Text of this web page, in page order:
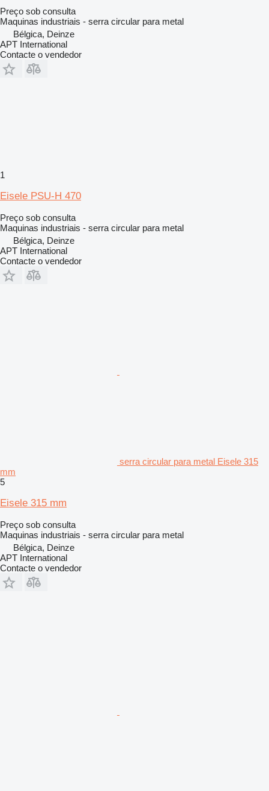
Preço sob consulta
Maquinas industriais - serra circular para metal
Bélgica, Deinze
APT International
Contacte o vendedor
1
Eisele PSU-H 470
Preço sob consulta
Maquinas industriais - serra circular para metal
Bélgica, Deinze
APT International
Contacte o vendedor
serra circular para metal Eisele 315
mm
5
Eisele 315 mm
Preço sob consulta
Maquinas industriais - serra circular para metal
Bélgica, Deinze
APT International
Contacte o vendedor